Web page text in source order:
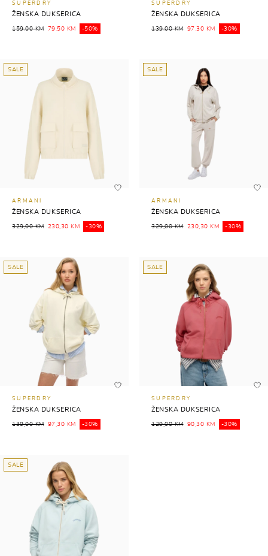
SUPERDRY
ŽENSKA DUKSERICA
159,00 KM 79,50 KM -50%
SUPERDRY
ŽENSKA DUKSERICA
139,00 KM 97,30 KM -30%
SALE
ARMANI
ŽENSKA DUKSERICA
329,00 KM 230,30 KM -30%
SALE
ARMANI
ŽENSKA DUKSERICA
329,00 KM 230,30 KM -30%
SALE
SUPERDRY
ŽENSKA DUKSERICA
139,00 KM 97,30 KM -30%
SALE
SUPERDRY
ŽENSKA DUKSERICA
129,00 KM 90,30 KM -30%
SALE